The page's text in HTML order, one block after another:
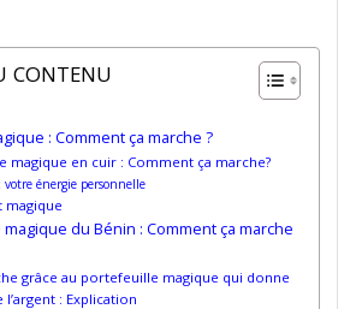
CONTENU
: Comment ça marche ?
magique en cuir : Comment ça marche?
énergie personnelle
magique
du Bénin : Comment ça marche
grâce au portefeuille magique qui donne
: Explication